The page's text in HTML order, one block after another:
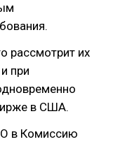
рассмотрит их
при
в США.
в Комиссию